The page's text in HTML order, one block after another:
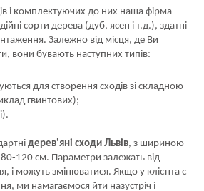
і комплектуючих до них наша фірма
сорти дерева (дуб, ясен і т.д.), здатні
Залежно від місця, де Ви
вони бувають наступних типів:
для створення сходів зі складною
гвинтових);
дерев'яні сходи Львів, з шириною
120 см. Параметри залежать від
і можуть змінюватися. Якщо у клієнта є
ми намагаємося йти назустріч і